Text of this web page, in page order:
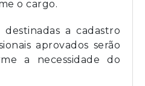
o cargo.
destinadas a cadastro
aprovados serão
a necessidade do